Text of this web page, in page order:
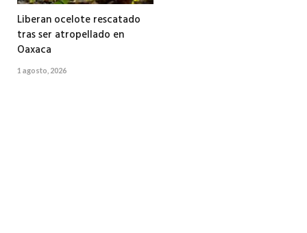
Liberan ocelote rescatado
tras ser atropellado en
Oaxaca
1 agosto, 2026